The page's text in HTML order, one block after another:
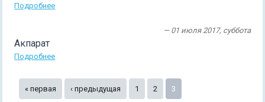
Подробнее
— 01 июля 2017, суббота
Акпарат
Подробнее
Страницы
« первая ‹ предыдущая 1 2 3